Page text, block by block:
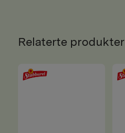
Relaterte produkter